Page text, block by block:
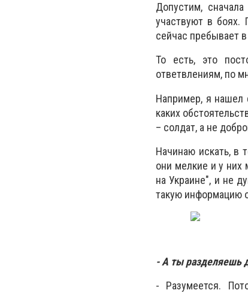
Допустим,
участвуют в боях.
сейчас пребывает
То есть, это
ответвлениям, по
Например, я нашел
каких
– солдат, а не
Начинаю искать, в
они мелкие и у них
на Украине", и не
такую информацию
- А ты разделяешь
- Разумеется.